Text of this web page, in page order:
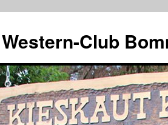
Club